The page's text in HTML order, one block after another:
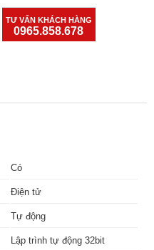
TƯ VẤN KHÁCH HÀNG
0965.858.678
Có
Điện tử
Tự động
Lập trình tự động 32bit